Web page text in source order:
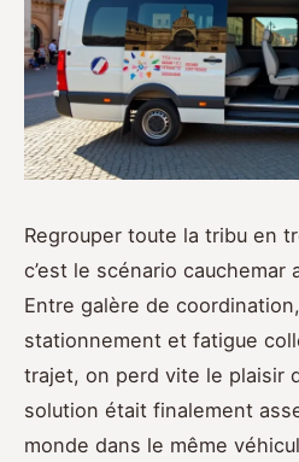
Regrouper toute la tribu en
c’est le scénario cauchemar
Entre galère de
stationnement et fatigue
trajet, on perd vite le plaisir
solution était finalement
monde dans le même